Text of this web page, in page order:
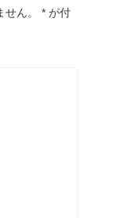
ん。 * が付